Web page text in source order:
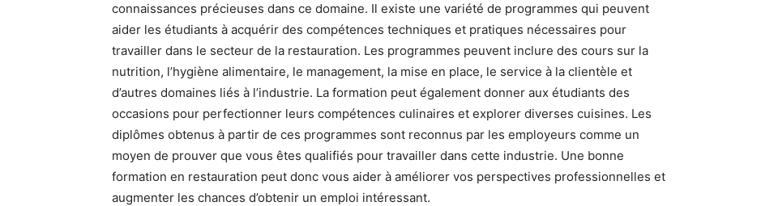
connaissances précieuses dans ce domaine. Il existe une variété de programmes qui peuvent
aider les étudiants à acquérir des compétences techniques et pratiques nécessaires pour
travailler dans le secteur de la restauration. Les programmes peuvent inclure des cours sur la
nutrition, l’hygiène alimentaire, le management, la mise en place, le service à la clientèle et
d’autres domaines liés à l’industrie. La formation peut également donner aux étudiants des
occasions pour perfectionner leurs compétences culinaires et explorer diverses cuisines. Les
diplômes obtenus à partir de ces programmes sont reconnus par les employeurs comme un
moyen de prouver que vous êtes qualifiés pour travailler dans cette industrie. Une bonne
formation en restauration peut donc vous aider à améliorer vos perspectives professionnelles et
augmenter les chances d’obtenir un emploi intéressant.